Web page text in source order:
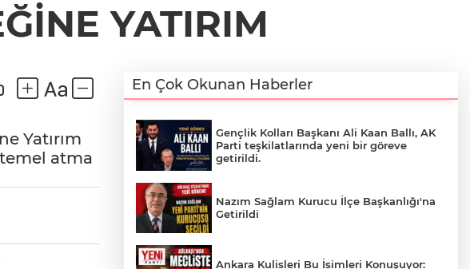
YATIRIM
Yatırım
atma
En Çok Okunan Haberler
Gençlik Kolları Başkanı Ali Kaan Ballı, AK
Parti teşkilatlarında yeni bir göreve
getirildi.
Nazım Sağlam Kurucu İlçe Başkanlığı'na
Getirildi
Ankara Kulisleri Bu İsimleri Konuşuyor: